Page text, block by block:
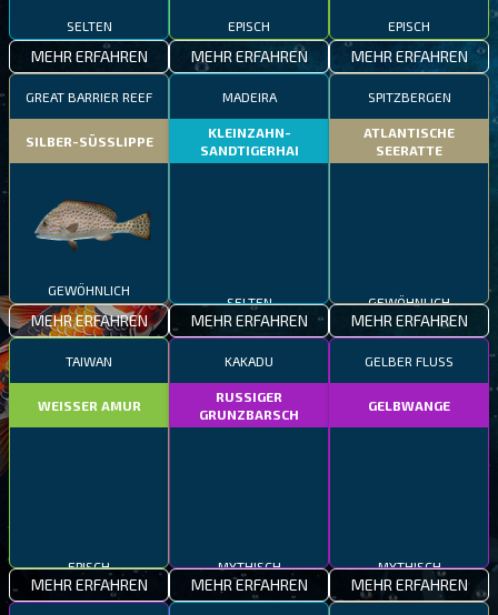
SELTEN
MEHR ERFAHREN
EPISCH
MEHR ERFAHREN
EPISCH
MEHR ERFAHREN
GREAT BARRIER REEF
SILBER-SÜSSLIPPE
GEWÖHNLICH
MEHR ERFAHREN
MADEIRA
KLEINZAHN-
SANDTIGERHAI
MEHR ERFAHREN
SPITZBERGEN
ATLANTISCHE
SEERATTE
MEHR ERFAHREN
TAIWAN
WEISSER AMUR
MEHR ERFAHREN
KAKADU
RUSSIGER
GRUNZBARSCH
MEHR ERFAHREN
GELBER FLUSS
GELBWANGE
MEHR ERFAHREN